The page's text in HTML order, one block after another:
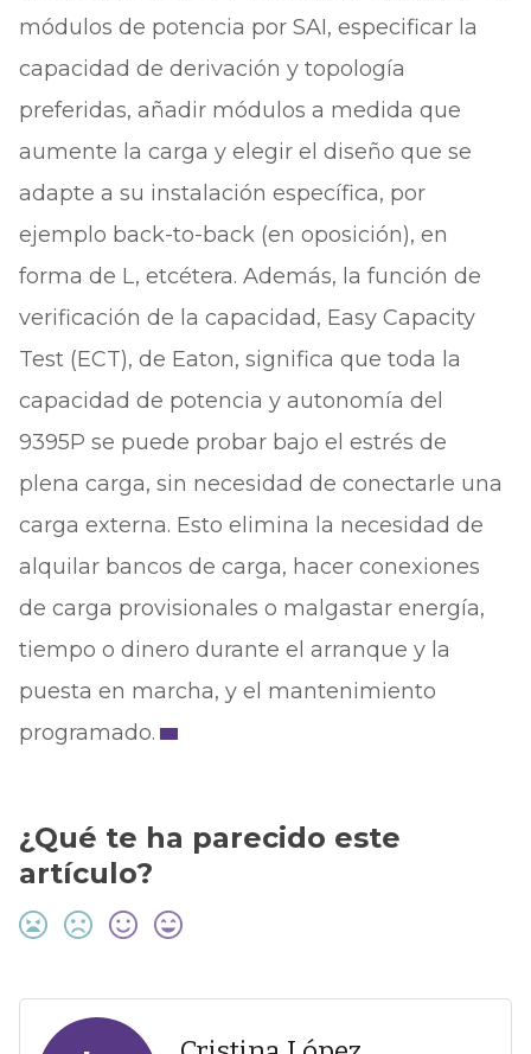
módulos de potencia por SAI, especificar la
capacidad de derivación y topología
preferidas, añadir módulos a medida que
aumente la carga y elegir el diseño que se
adapte a su instalación específica, por
ejemplo back-to-back (en oposición), en
forma de L, etcétera. Además, la función de
verificación de la capacidad, Easy Capacity
Test (ECT), de Eaton, significa que toda la
capacidad de potencia y autonomía del
9395P se puede probar bajo el estrés de
plena carga, sin necesidad de conectarle una
carga externa. Esto elimina la necesidad de
alquilar bancos de carga, hacer conexiones
de carga provisionales o malgastar energía,
tiempo o dinero durante el arranque y la
puesta en marcha, y el mantenimiento
programado.
¿Qué te ha parecido este
artículo?